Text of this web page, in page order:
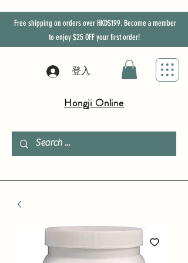
Free shipping on orders over HKD$199. Become a member
to enjoy$25 OFFyour first order!
登入
Hongji Online